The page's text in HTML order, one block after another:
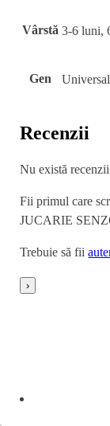
Vârstă 3-6 luni,
Gen Universal
Recenzii
Nu există
Fii primul care
JUCARIE
Trebuie să fii
›